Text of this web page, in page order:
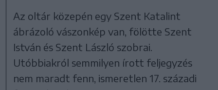
Az oltár közepén egy Szent Katalint
ábrázoló vászonkép van, fölötte Szent
István és Szent László szobrai.
Utóbbiakról semmilyen írott feljegyzés
nem maradt fenn, ismeretlen 17. századi